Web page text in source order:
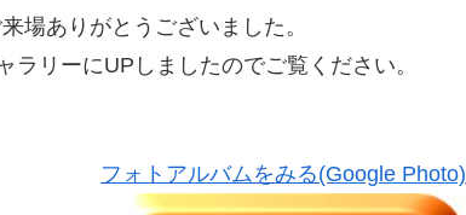
場ありがとうございました。
リーにUPしましたのでご覧ください。
フォトアルバムをみる(Google Photo)